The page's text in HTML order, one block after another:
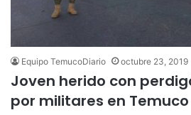
Equipo TemucoDiario octubre 23, 2019
Joven herido con
por militares en Temuco